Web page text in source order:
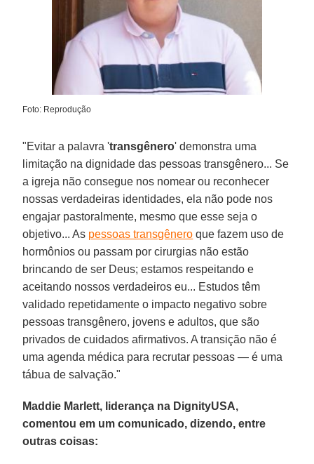
Foto: Reprodução
"Evitar a palavra 'transgênero' demonstra uma
limitação na dignidade das pessoas transgênero... Se
a igreja não consegue nos nomear ou reconhecer
nossas verdadeiras identidades, ela não pode nos
engajar pastoralmente, mesmo que esse seja o
objetivo... As pessoas transgênero que fazem uso de
hormônios ou passam por cirurgias não estão
brincando de ser Deus; estamos respeitando e
aceitando nossos verdadeiros eu... Estudos têm
validado repetidamente o impacto negativo sobre
pessoas transgênero, jovens e adultos, que são
privados de cuidados afirmativos. A transição não é
uma agenda médica para recrutar pessoas — é uma
tábua de salvação."
Maddie Marlett, liderança na DignityUSA,
comentou em um comunicado, dizendo, entre
outras coisas: